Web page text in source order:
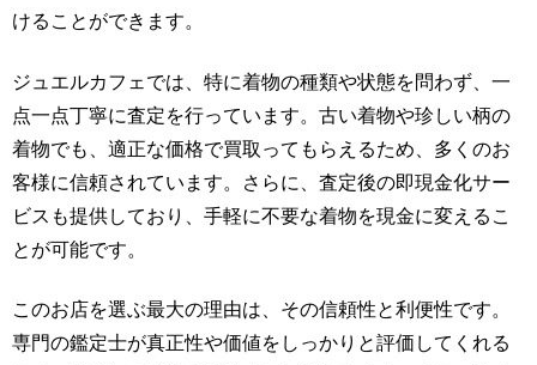
けることができます。
ジュエルカフェでは、特に着物の種類や状態を問わず、一
点一点丁寧に査定を行っています。古い着物や珍しい柄の
着物でも、適正な価格で買取ってもらえるため、多くのお
客様に信頼されています。さらに、査定後の即現金化サー
ビスも提供しており、手軽に不要な着物を現金に変えるこ
とが可能です。
このお店を選ぶ最大の理由は、その信頼性と利便性です。
専門の鑑定士が真正性や価値をしっかりと評価してくれる